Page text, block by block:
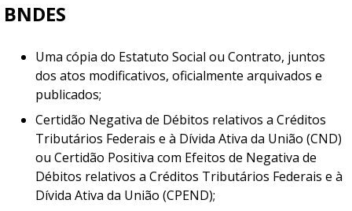
BNDES
Uma cópia do Estatuto Social ou Contrato, juntos
dos atos modificativos, oficialmente arquivados e
publicados;
Certidão Negativa de Débitos relativos a Créditos
Tributários Federais e à Dívida Ativa da União (CND)
ou Certidão Positiva com Efeitos de Negativa de
Débitos relativos a Créditos Tributários Federais e à
Dívida Ativa da União (CPEND);